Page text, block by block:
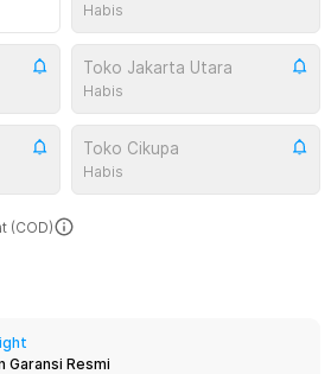
Habis
Toko Jakarta Utara
Habis
Toko Cikupa
Habis
(COD)
Garansi Resmi